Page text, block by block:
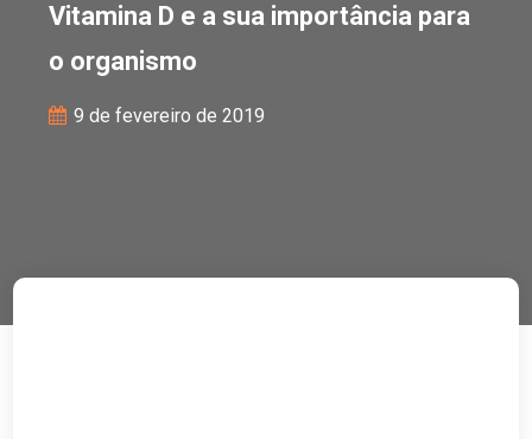
Vitamina D e a sua importância para
o organismo
9 de fevereiro de 2019